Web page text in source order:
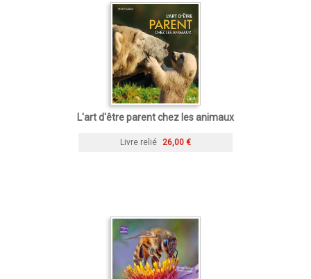
L'art d'être parent chez les animaux
Livre relié 26,00 €